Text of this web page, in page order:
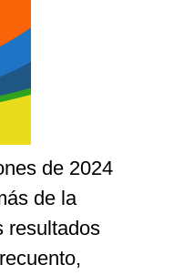
de 2024
de la
resultados